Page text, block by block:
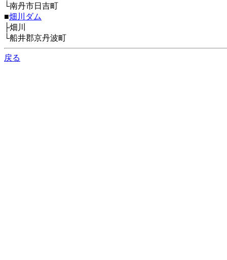
└南丹市日吉町
■畑川ダム
├畑川
└船井郡京丹波町
戻る